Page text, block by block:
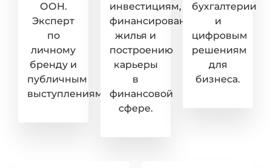
ООН.
Эксперт
по
личному
бренду и
публичным
выступлениям.
инвестициям,
финансированию
жилья и
построению
карьеры
в
финансовой
сфере.
бухгалтерии
и
цифровым
решениям
для
бизнеса.